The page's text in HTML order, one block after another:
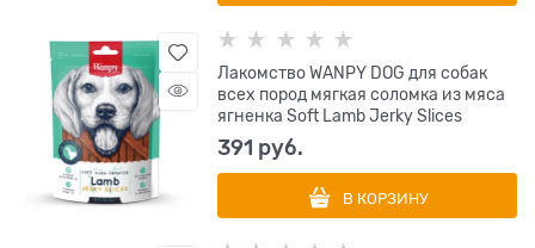
Лакомство WANPY DOG для собак
всех пород мягкая соломка из мяса
ягненка Soft Lamb Jerky Slices
391 руб.
В КОРЗИНУ